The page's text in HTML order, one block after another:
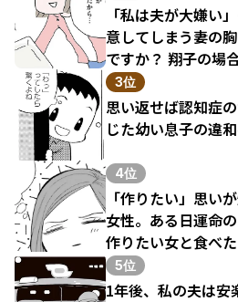
「私は夫が大嫌い
意してしまう妻の
ですか？ 翔子の場合
3位
思い返せば認知症
じた幼い息子の違
4位
「作りたい」思い
女性。ある日運命
作りたい女と食べた
5位
1年後、私の夫は安